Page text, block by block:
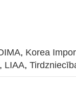
, Korea
, LIAA,